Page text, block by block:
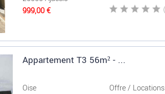
999,00 €
Appartement T3 56m² - ...
Oise
Offre / Locations